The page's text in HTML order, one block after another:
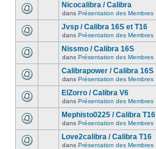
Nicocalibra / Calibra
dans Présentation des Membres
Jvsp / Calibra 16S et T16
dans Présentation des Membres
Nissmo / Calibra 16S
dans Présentation des Membres
Calibrapower / Calibra 16S
dans Présentation des Membres
ElZorro / Calibra V6
dans Présentation des Membres
Mephisto0225 / Calibra T16
dans Présentation des Membres
Love2calibra / Calibra T16
dans Présentation des Membres